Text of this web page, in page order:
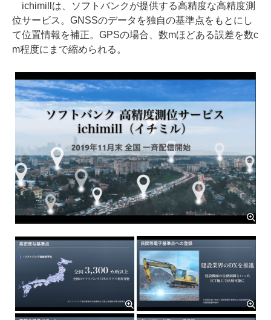
ichimillは、ソフトバンクが提供する高精度な高精度測
位サービス。GNSSのデータを独自の基準点をもとにし
て位置情報を補正。GPSの場合、数mほどある誤差を数c
m程度にまで縮められる。